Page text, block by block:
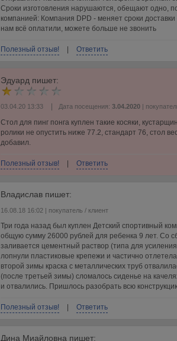
Сроки изготовления нарушаются, обещают одно,
компанией: Компания DPD - меняет сроки
нам всё оплатили, можете больше не звонить
Полезный отзыв! Ответить
Эдуард пишет:
03.04.20 13:33 Дата посещения: 3.04.2020 |
Стол для пинг понга куплен такие косяки,
ролики не опустить ниже 77.2, стандарт 76, стол
добавил.
Полезный отзыв! Ответить
Владислав пишет:
16.08.18 16:02 | покупатель / клиент
Три года назад был куплен Детский спортивный
общую сумму 26000 рублей для ребенка 9 лет. Со
заливается цементный раствор (типа для
лопнули пластиковые крепежи и частично
второй зимы краска с металлических труб
(после третьей зимы) сломалось сиденье на
и отвалились. Пришлось разобрать всю
Полезный отзыв! Ответить
Дина Миайловна пишет: